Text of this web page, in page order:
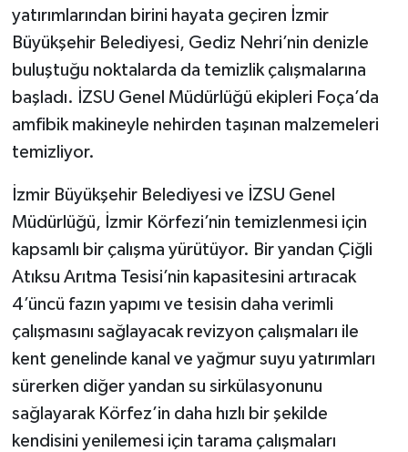
yatırımlarından birini hayata geçiren İzmir
Büyükşehir Belediyesi, Gediz Nehri’nin denizle
buluştuğu noktalarda da temizlik çalışmalarına
başladı. İZSU Genel Müdürlüğü ekipleri Foça’da
amfibik makineyle nehirden taşınan malzemeleri
temizliyor.
İzmir Büyükşehir Belediyesi ve İZSU Genel
Müdürlüğü, İzmir Körfezi’nin temizlenmesi için
kapsamlı bir çalışma yürütüyor. Bir yandan Çiğli
Atıksu Arıtma Tesisi’nin kapasitesini artıracak
4’üncü fazın yapımı ve tesisin daha verimli
çalışmasını sağlayacak revizyon çalışmaları ile
kent genelinde kanal ve yağmur suyu yatırımları
sürerken diğer yandan su sirkülasyonunu
sağlayarak Körfez’in daha hızlı bir şekilde
kendisini yenilemesi için tarama çalışmaları